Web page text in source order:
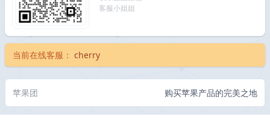
客服小姐姐
当前在线客服： cherry
苹果团 购买苹果产品的完美之地